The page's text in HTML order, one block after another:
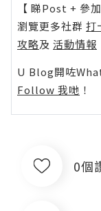
【 睇Post + 參
瀏覽更多社群 打
攻略及 活動情報
U Blog開咗
Follow 我哋 ！
0個